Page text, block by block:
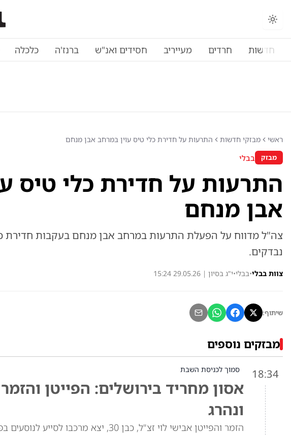
חדשות חרדים מעייריב חסידים ואנ"ש ברנז'ה כלכלה
ראשי מבזקי חדשות התרעות על חדירת כלי טיס עוין במרחב אבן מנחם
מבזק בבלי
התרעות על חדירת כלי טיס
אבן מנחם
צה"ל מדווח על הפעלת התרעות במרחב אבן מנחם בעקבות חדירת
נבדקים.
צוות בבלי•בבלי•י"ג בסיון | 29.05.26 15:24
שיתוף:
מבזקים נוספים
18:34 סמוך לכניסת השבת
אסון מחריד בירושלים: הפייטן
ונהרג
הזמר והפייטן אבישי לוי זצ"ל, כבן 30,